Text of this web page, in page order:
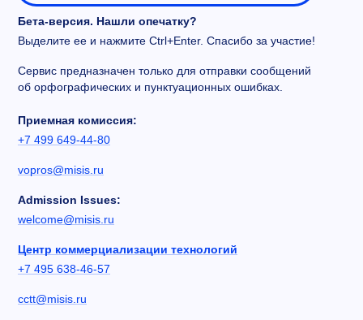
Бета-версия. Нашли опечатку?
Выделите ее и нажмите Ctrl+Enter. Спасибо за участие!
Сервис предназначен только для отправки сообщений
об орфографических и пунктуационных ошибках.
Приемная комиссия:
+7 499 649-44-80
vopros@misis.ru
Admission Issues:
welcome@misis.ru
Центр коммерциализации технологий
+7 495 638-46-57
cctt@misis.ru